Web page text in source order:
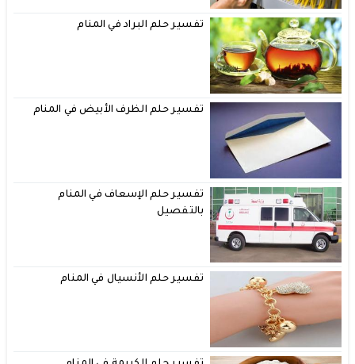
تفسير حلم البراد في المنام
تفسير حلم الظرف الأبيض في المنام
تفسير حلم الإسعاف في المنام
بالتفصيل
تفسير حلم الأنسيال في المنام